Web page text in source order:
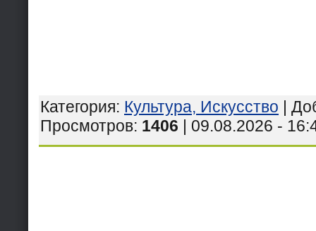
Категория: Культура, Искусство |
Просмотров: 1406 | 09.08.2026 -